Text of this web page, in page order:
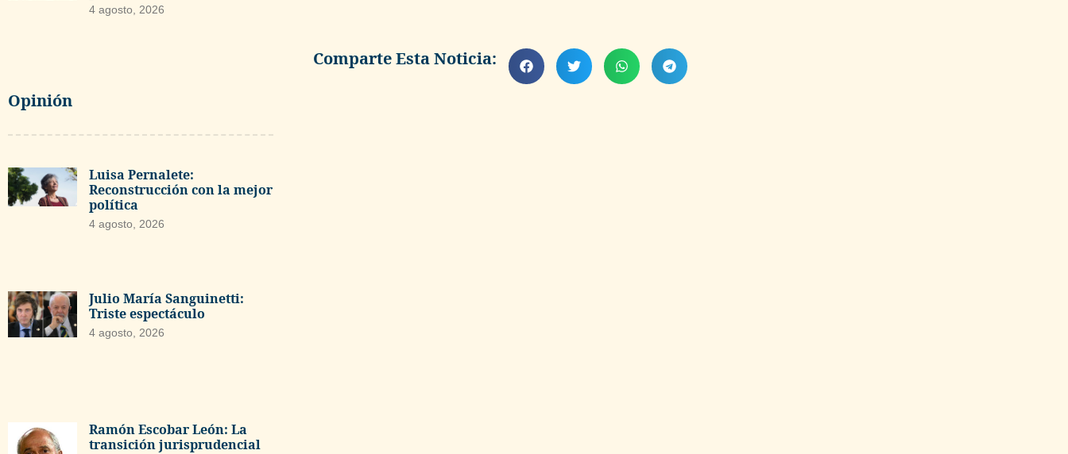
4 agosto, 2026
Opinión
Luisa Pernalete:
Reconstrucción con la mejor
política
4 agosto, 2026
Julio María Sanguinetti:
Triste espectáculo
4 agosto, 2026
Ramón Escobar León: La
transición jurisprudencial
Comparte Esta Noticia: